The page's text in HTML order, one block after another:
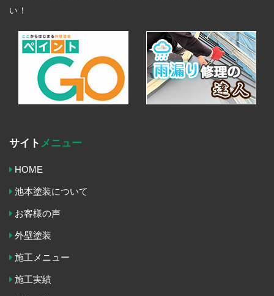
い！
サイト メニュー
HOME
池本塗装について
お客様の声
外壁塗装
施工メニュー
施工実績